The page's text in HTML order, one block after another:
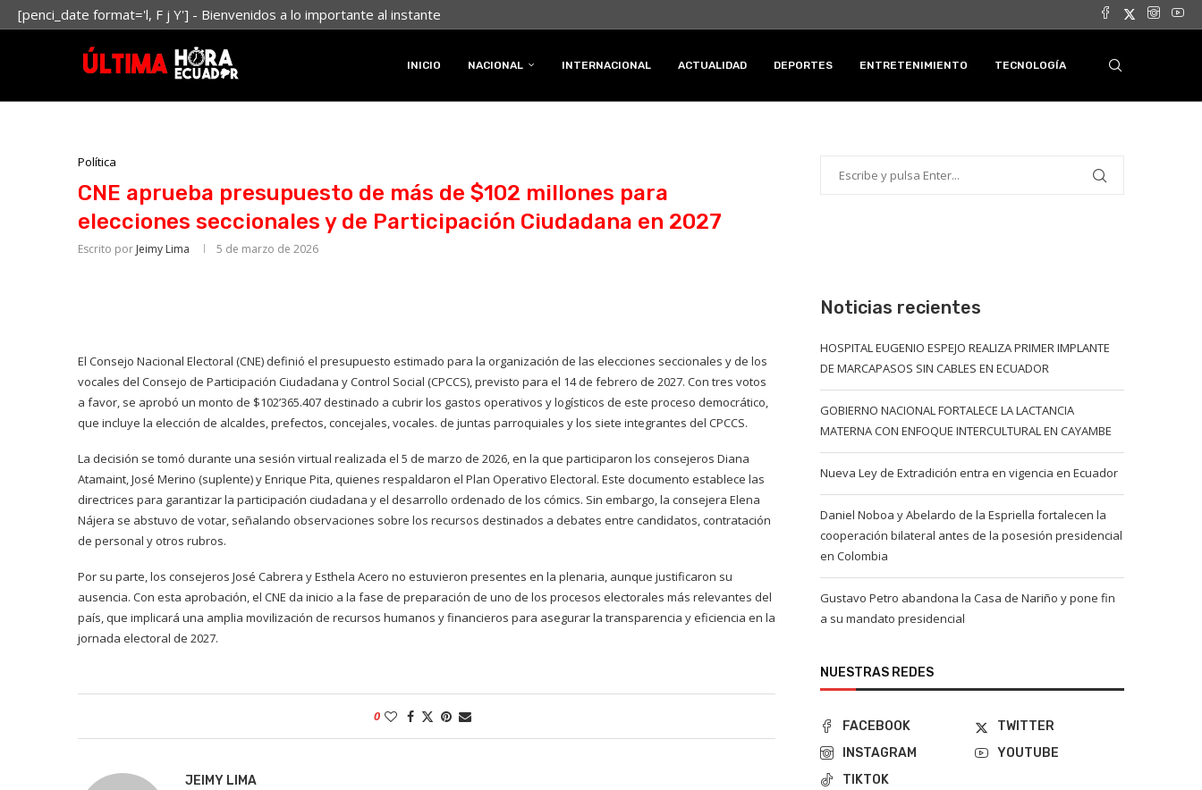
[penci_date format='l, F j Y'] - Bienvenidos a lo importante al instante
INICIO NACIONAL INTERNACIONAL ACTUALIDAD DEPORTES ENTRETENIMIENTO TECNOLOGÍA
Política
CNE aprueba presupuesto de más de $102 millones para
elecciones seccionales y de Participación Ciudadana en 2027
Escrito por Jeimy Lima 5 de marzo de 2026
El Consejo Nacional Electoral (CNE) definió el presupuesto estimado para la organización de las elecciones seccionales y de los
vocales del Consejo de Participación Ciudadana y Control Social (CPCCS), previsto para el 14 de febrero de 2027. Con tres votos
a favor, se aprobó un monto de $102’365.407 destinado a cubrir los gastos operativos y logísticos de este proceso democrático,
que incluye la elección de alcaldes, prefectos, concejales, vocales. de juntas parroquiales y los siete integrantes del CPCCS.
La decisión se tomó durante una sesión virtual realizada el 5 de marzo de 2026, en la que participaron los consejeros Diana
Atamaint, José Merino (suplente) y Enrique Pita, quienes respaldaron el Plan Operativo Electoral. Este documento establece las
directrices para garantizar la participación ciudadana y el desarrollo ordenado de los cómics. Sin embargo, la consejera Elena
Nájera se abstuvo de votar, señalando observaciones sobre los recursos destinados a debates entre candidatos, contratación
de personal y otros rubros.
Por su parte, los consejeros José Cabrera y Esthela Acero no estuvieron presentes en la plenaria, aunque justificaron su
ausencia. Con esta aprobación, el CNE da inicio a la fase de preparación de uno de los procesos electorales más relevantes del
país, que implicará una amplia movilización de recursos humanos y financieros para asegurar la transparencia y eficiencia en la
jornada electoral de 2027.
0
JEIMY LIMA
Noticias recientes
HOSPITAL EUGENIO ESPEJO REALIZA PRIMER IMPLANTE
DE MARCAPASOS SIN CABLES EN ECUADOR
GOBIERNO NACIONAL FORTALECE LA LACTANCIA
MATERNA CON ENFOQUE INTERCULTURAL EN CAYAMBE
Nueva Ley de Extradición entra en vigencia en Ecuador
Daniel Noboa y Abelardo de la Espriella fortalecen la
cooperación bilateral antes de la posesión presidencial
en Colombia
Gustavo Petro abandona la Casa de Nariño y pone fin
a su mandato presidencial
NUESTRAS REDES
FACEBOOK
TWITTER
INSTAGRAM
YOUTUBE
TIKTOK